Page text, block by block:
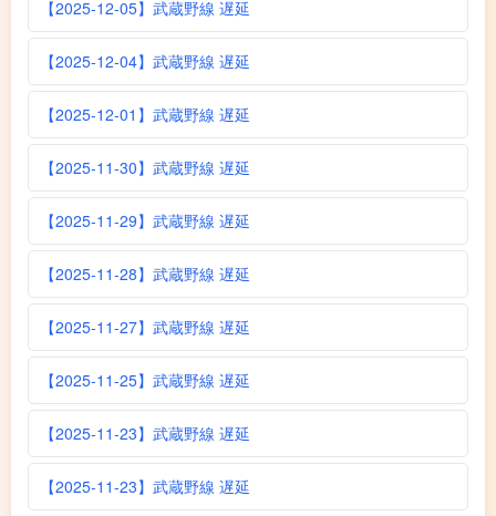
【2025-12-05】武蔵野線 遅延
【2025-12-04】武蔵野線 遅延
【2025-12-01】武蔵野線 遅延
【2025-11-30】武蔵野線 遅延
【2025-11-29】武蔵野線 遅延
【2025-11-28】武蔵野線 遅延
【2025-11-27】武蔵野線 遅延
【2025-11-25】武蔵野線 遅延
【2025-11-23】武蔵野線 遅延
【2025-11-23】武蔵野線 遅延